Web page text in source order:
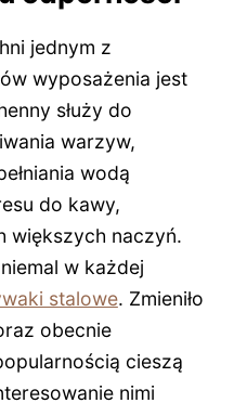
jednym z
wyposażenia jest
służy do
warzyw,
wodą
do kawy,
większych naczyń.
w każdej
stalowe. Zmieniło
obecnie
cieszą
nimi